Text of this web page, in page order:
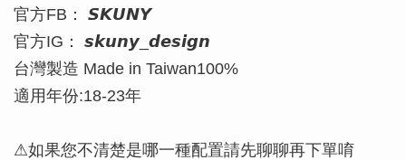
官方FB： 𝙎𝙆𝙐𝙉𝙔
官方IG： 𝙨𝙠𝙪𝙣𝙮_𝙙𝙚𝙨𝙞𝙜𝙣
台灣製造 Made in Taiwan100%
適用年份:18-23年
⚠如果您不清楚是哪一種配置請先聊聊再下單唷